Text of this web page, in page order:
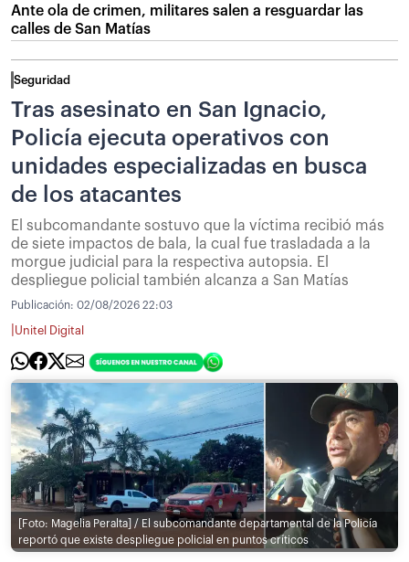
Ante ola de crimen, militares salen a resguardar las
calles de San Matías
Seguridad
Tras asesinato en San Ignacio,
Policía ejecuta operativos con
unidades especializadas en busca
de los atacantes
El subcomandante sostuvo que la víctima recibió más
de siete impactos de bala, la cual fue trasladada a la
morgue judicial para la respectiva autopsia. El
despliegue policial también alcanza a San Matías
Publicación: 02/08/2026 22:03
Unitel Digital
[Foto: Magelia Peralta] / El subcomandante departamental de la Policía
reportó que existe despliegue policial en puntos críticos